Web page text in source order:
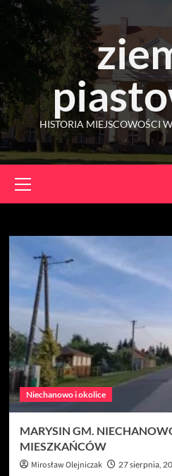
Skip
content
HISTORIA MIEJSCOWOŚCI
Menu
Niechanowo i okolice
MARYSIN GM.
MIESZKAŃCÓW
Mirosław Olejniczak 27 sierpnia,